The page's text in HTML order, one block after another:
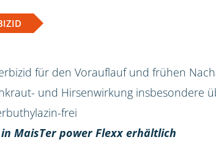
für den Vorauflauf und frühen
und Hirsenwirkung insbesondere
frei
MaisTer power Flexx erhältlich